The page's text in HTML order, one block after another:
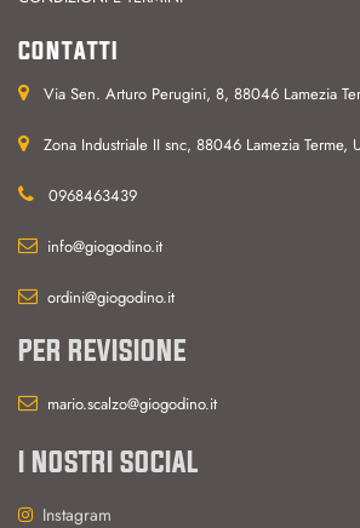
CONTATTI
Via Sen. Arturo Perugini, 8, 88046 Lamezia
Zona Industriale II snc, 88046 Lamezia Terme,
0968463439
info@giogodino.it
ordini@giogodino.it
PER REVISIONE
mario.scalzo@giogodino.it
I NOSTRI SOCIAL
Instagram